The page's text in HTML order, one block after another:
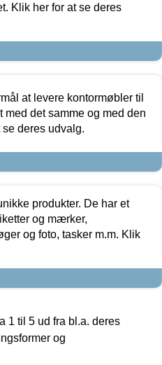
Klik her for at se deres
at levere kontormøbler til
med det samme og med den
deres udvalg.
produkter. De har et
og mærker,
og foto, tasker m.m. Klik
1 til 5 ud fra bl.a. deres
og